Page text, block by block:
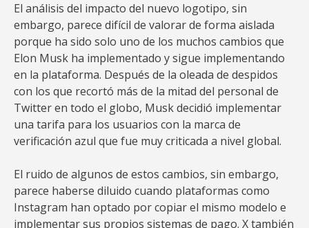
El análisis del impacto del nuevo logotipo, sin
embargo, parece difícil de valorar de forma aislada
porque ha sido solo uno de los muchos cambios que
Elon Musk ha implementado y sigue implementando
en la plataforma. Después de la oleada de despidos
con los que recortó más de la mitad del personal de
Twitter en todo el globo, Musk decidió implementar
una tarifa para los usuarios con la marca de
verificación azul que fue muy criticada a nivel global.
El ruido de algunos de estos cambios, sin embargo,
parece haberse diluido cuando plataformas como
Instagram han optado por copiar el mismo modelo e
implementar sus propios sistemas de pago. X también